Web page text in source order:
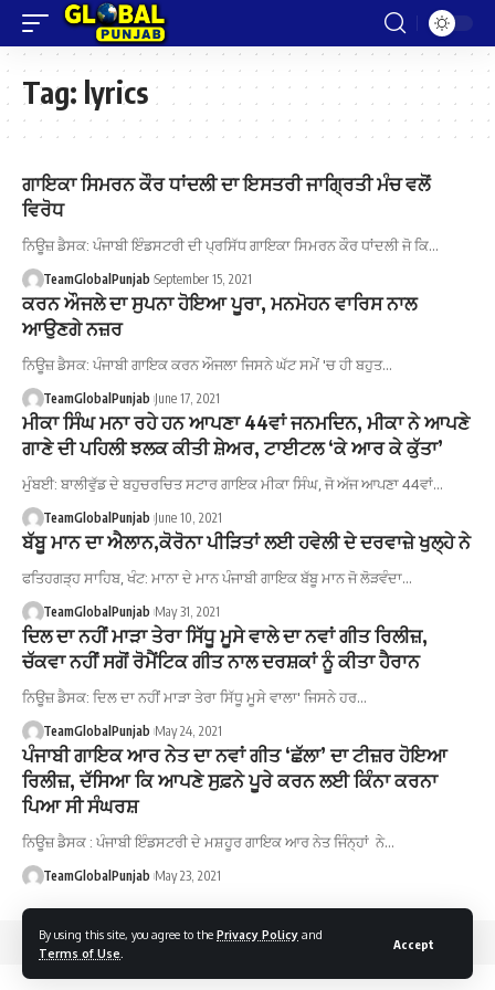
By using this site, you agree to the Privacy Policy and
Terms of Use
Accept
Tag: lyrics
ਗਾਇਕਾ ਸਿਮਰਨ ਕੌਰ ਧਾਂਦਲੀ ਦਾ ਇਸਤਰੀ ਜਾਗ੍ਰਿਤੀ ਮੰਚ ਵਲੋਂ
ਵਿਰੋਧ
ਨਿਊਜ਼ ਡੈਸਕ: ਪੰਜਾਬੀ ਇੰਡਸਟਰੀ ਦੀ ਪ੍ਰਸਿੱਧ ਗਾਇਕਾ ਸਿਮਰਨ ਕੌਰ ਧਾਂਦਲੀ ਜੋ ਕਿ…
TeamGlobalPunjab September 15, 2021
ਕਰਨ ਔਜਲੇ ਦਾ ਸੁਪਨਾ ਹੋਇਆ ਪੂਰਾ, ਮਨਮੋਹਨ ਵਾਰਿਸ ਨਾਲ
ਆਉਣਗੇ ਨਜ਼ਰ
ਨਿਊਜ਼ ਡੈਸਕ: ਪੰਜਾਬੀ ਗਾਇਕ ਕਰਨ ਔਜਲਾ ਜਿਸਨੇ ਘੱਟ ਸਮੇਂ 'ਚ ਹੀ ਬਹੁਤ…
TeamGlobalPunjab June 17, 2021
ਮੀਕਾ ਸਿੰਘ ਮਨਾ ਰਹੇ ਹਨ ਆਪਣਾ 44ਵਾਂ ਜਨਮਦਿਨ, ਮੀਕਾ ਨੇ ਆਪਣੇ
ਗਾਣੇ ਦੀ ਪਹਿਲੀ ਝਲਕ ਕੀਤੀ ਸ਼ੇਅਰ, ਟਾਈਟਲ ‘ਕੇ ਆਰ ਕੇ ਕੁੱਤਾ’
ਮੁੰਬਈ: ਬਾਲੀਵੁੱਡ ਦੇ ਬਹੁਚਰਚਿਤ ਸਟਾਰ ਗਾਇਕ ਮੀਕਾ ਸਿੰਘ, ਜੋ ਅੱਜ ਆਪਣਾ 44ਵਾਂ…
TeamGlobalPunjab June 10, 2021
ਬੱਬੂ ਮਾਨ ਦਾ ਐਲਾਨ,ਕੋਰੋਨਾ ਪੀੜਿਤਾਂ ਲਈ ਹਵੇਲੀ ਦੇ ਦਰਵਾਜ਼ੇ ਖੁਲ੍ਹੇ ਨੇ
ਫਤਿਹਗੜ੍ਹ ਸਾਹਿਬ, ਖੰਟ: ਮਾਨਾ ਦੇ ਮਾਨ ਪੰਜਾਬੀ ਗਾਇਕ ਬੱਬੂ ਮਾਨ ਜੋ ਲੋੜਵੰਦਾ…
TeamGlobalPunjab May 31, 2021
ਦਿਲ ਦਾ ਨਹੀਂ ਮਾੜਾ ਤੇਰਾ ਸਿੱਧੂ ਮੂਸੇ ਵਾਲੇ ਦਾ ਨਵਾਂ ਗੀਤ ਰਿਲੀਜ਼,
ਚੱਕਵਾ ਨਹੀਂ ਸਗੋਂ ਰੋਮੈਂਟਿਕ ਗੀਤ ਨਾਲ ਦਰਸ਼ਕਾਂ ਨੂੰ ਕੀਤਾ ਹੈਰਾਨ
ਨਿਊਜ਼ ਡੈਸਕ: ਦਿਲ ਦਾ ਨਹੀਂ ਮਾੜਾ ਤੇਰਾ ਸਿੱਧੂ ਮੂਸੇ ਵਾਲਾ' ਜਿਸਨੇ ਹਰ…
TeamGlobalPunjab May 24, 2021
ਪੰਜਾਬੀ ਗਾਇਕ ਆਰ ਨੇਤ ਦਾ ਨਵਾਂ ਗੀਤ ‘ਛੱਲਾ’ ਦਾ ਟੀਜ਼ਰ ਹੋਇਆ
ਰਿਲੀਜ਼, ਦੱਸਿਆ ਕਿ ਆਪਣੇ ਸੁਫ਼ਨੇ ਪੂਰੇ ਕਰਨ ਲਈ ਕਿੰਨਾ ਕਰਨਾ
ਪਿਆ ਸੀ ਸੰਘਰਸ਼
ਨਿਊਜ਼ ਡੈਸਕ : ਪੰਜਾਬੀ ਇੰਡਸਟਰੀ ਦੇ ਮਸ਼ਹੂਰ ਗਾਇਕ ਆਰ ਨੇਤ ਜਿੰਨ੍ਹਾਂ ਨੇ…
TeamGlobalPunjab May 23, 2021